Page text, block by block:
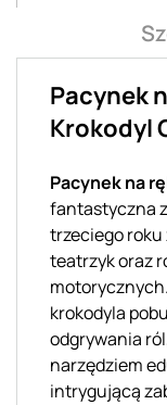
Pacynek
Krokodyl
Pacynek na
fantastyczna
trzeciego roku
teatrzyk oraz
motorycznych.
krokodyla
odgrywania
narzędziem
intrygującą